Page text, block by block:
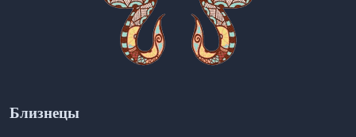
Близнецы